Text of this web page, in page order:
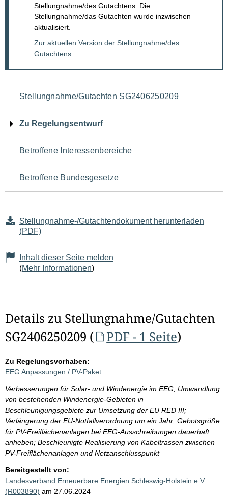
Stellungnahme/des Gutachtens. Die
Stellungnahme/das Gutachten wurde inzwischen
aktualisiert.
Zur aktuellen Version der Stellungnahme/des
Gutachtens
Navigation
für
den
Seiteninhalt
Stellungnahme/Gutachten SG2406250209
Zu Regelungsentwurf
Betroffene Interessenbereiche
Betroffene Bundesgesetze
Stellungnahme-/Gutachtendokument herunterladen
(PDF)
Inhalt dieser Seite melden
(Mehr Informationen)
Details zu Stellungnahme/Gutachten
SG2406250209 (
PDF - 1 Seite)
Zu Regelungsvorhaben:
EEG Anpassungen / PV-Paket
Verbesserungen für Solar- und Windenergie im EEG; Umwandlung
von bestehenden Windenergie-Gebieten in
Beschleunigungsgebiete zur Umsetzung der EU RED III;
Verlängerung der EU-Notfallverordnung um ein Jahr; Gebotsgröße
für PV-Freiflächenanlagen bei EEG-Ausschreibungen dauerhaft
anheben; Beschleunigte Realisierung von Kabeltrassen zwischen
PV-Freiflächenanlagen und Netzanschlusspunkt
Bereitgestellt von:
Landesverband Erneuerbare Energien Schleswig-Holstein e.V.
(R003890) am 27.06.2024